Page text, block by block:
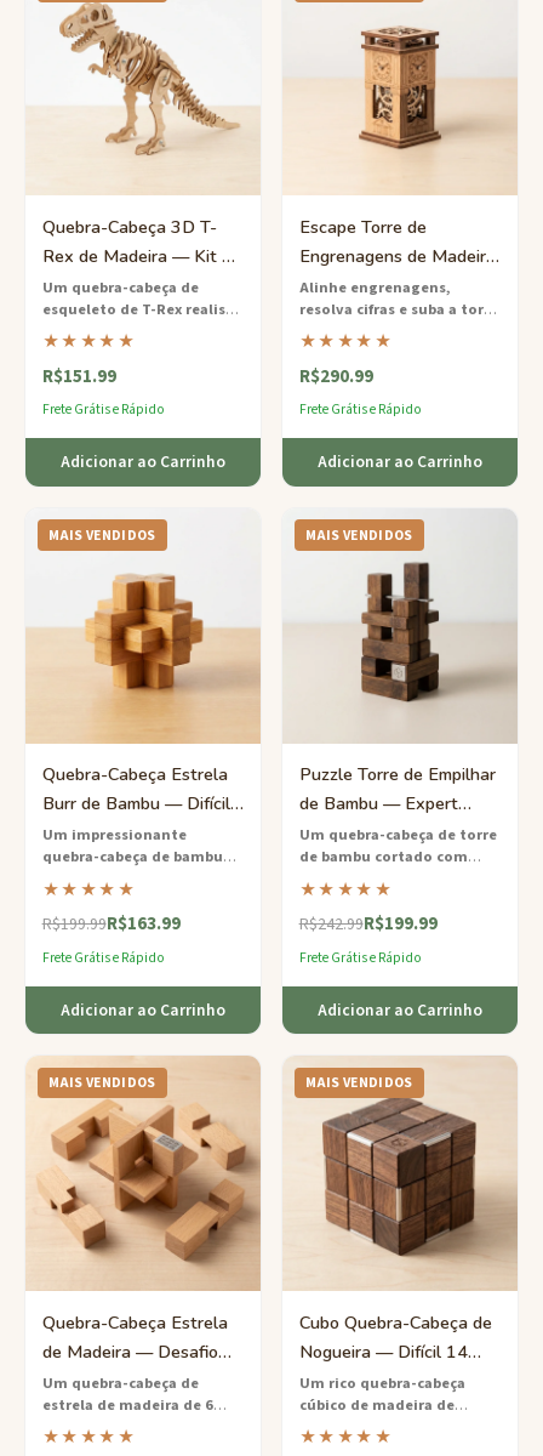
Quebra-Cabeça 3D T-
Rex de Madeira — Kit de
Montagem Esqueleto de
Dinossauro
Um quebra-cabeça de
esqueleto de T-Rex realista
cortado a laser de
compensado sustentável que
fica em pé por conta própria
peça de exibição
impressionante para qualquer
ambiente.
★★★★★
R$151.99
Frete Grátis e Rápido
Adicionar ao Carrinho
Escape Torre de
Engrenagens de Madeira
— Desafio Médio com
Mecanismo de
Engrenagens
Alinhe engrenagens,
resolva cifras e suba a torre
— um jogo de escape em
madeira inspirado no
steampunk com componentes
★★★★★
R$290.99
Frete Grátis e Rápido
Adicionar ao Carrinho
MAIS VENDIDOS
Quebra-Cabeça Estrela
Burr de Bambu — Difícil
Desafio Geométrico
Um impressionante
quebra-cabeça de bambu
em forma de estrela
peças interligadas formam
uma obra-prima geométrica
habilidade.
★★★★★
R$199.99R$163.99
Frete Grátis e Rápido
Adicionar ao Carrinho
MAIS VENDIDOS
Puzzle Torre de Empilhar
de Bambu — Expert
Desafio de Equilíbrio
Um quebra-cabeça de torre
de bambu cortado com
precisão
com 15 discos
graduados — empilhe-os na
ordem correta usando lógica
★★★★★
R$242.99R$199.99
Frete Grátis e Rápido
Adicionar ao Carrinho
MAIS VENDIDOS
Quebra-Cabeça Estrela
de Madeira — Desafio
Burr 6 Peças Nível Médio
Um quebra-cabeça de
estrela de madeira de 6
peças mais vendido
testa seu raciocínio espacial
★★★★★
MAIS VENDIDOS
Cubo Quebra-Cabeça de
Nogueira — Difícil 14
Peças Entrelaçadas
Um rico quebra-cabeça
cúbico de madeira de
nogueira com 14 peças
interligadas cortadas com
★★★★★